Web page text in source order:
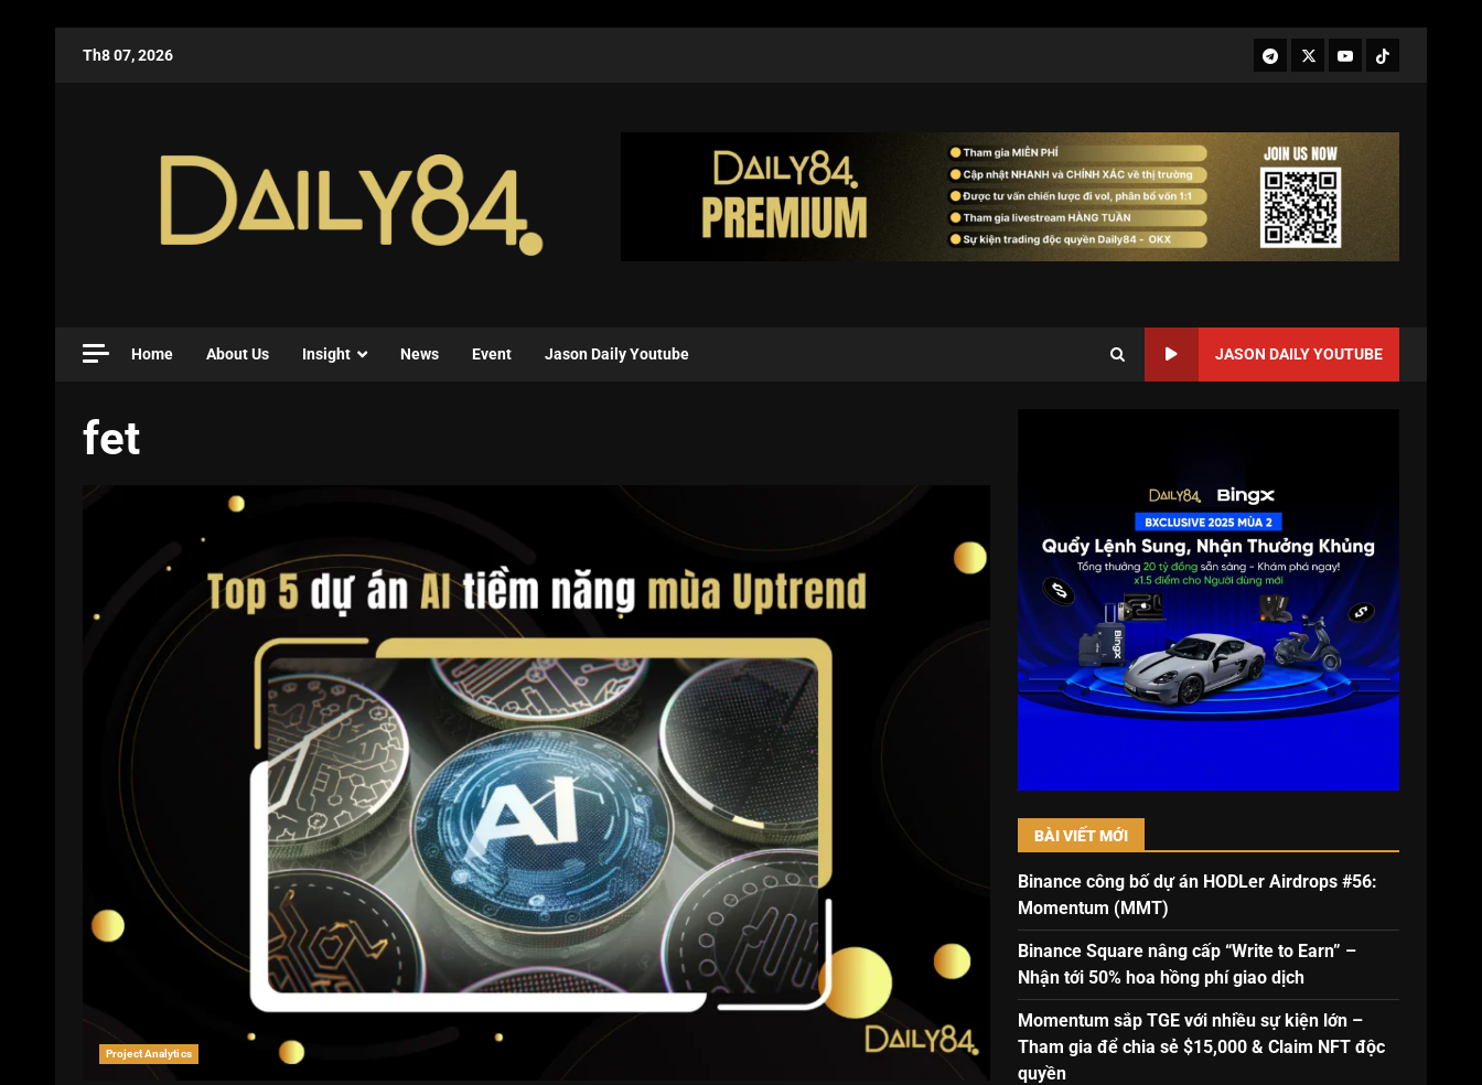
Th8 07, 2026
Home About Us Insight News Event Jason Daily Youtube JASON DAILY YOUTUBE
fet
Project Analytics
BÀI VIẾT MỚI
Binance công bố dự án HODLer Airdrops #56:
Momentum (MMT)
Binance Square nâng cấp “Write to Earn” –
Nhận tới 50% hoa hồng phí giao dịch
Momentum sắp TGE với nhiều sự kiện lớn –
Tham gia để chia sẻ $15,000 & Claim NFT độc
quyền